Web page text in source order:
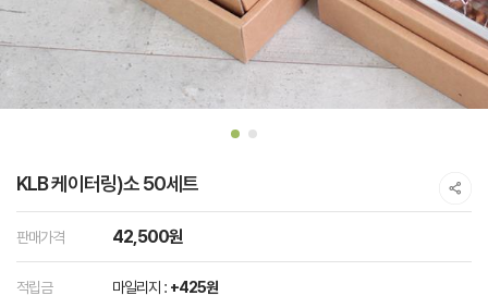
KLB 케이터링)소 50세트
판매가격 42,500원
적립금 마일리지 : +425원